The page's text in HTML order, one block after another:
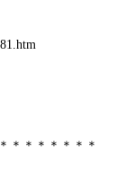
＊＊＊＊＊＊＊